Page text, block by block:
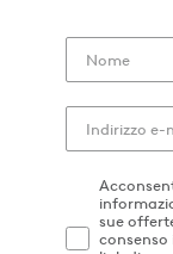
sue